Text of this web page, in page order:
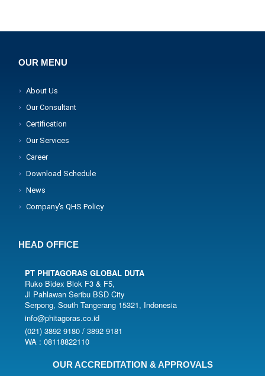
OUR MENU
About Us
Our Consultant
Certification
Our Services
Career
Download Schedule
News
Company's QHS Policy
HEAD OFFICE
PT PHITAGORAS GLOBAL DUTA
Ruko Bidex Blok F3 & F5,
Jl Pahlawan Seribu BSD City
Serpong, South Tangerang 15321, Indonesia
info@phitagoras.co.id
(021) 3892 9180 / 3892 9181
WA : 08118822110
OUR ACCREDITATION & APPROVALS